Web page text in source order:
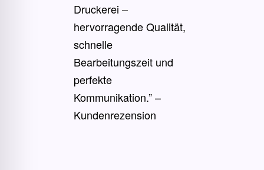
Druckerei –
hervorragende Qualität,
schnelle
Bearbeitungszeit und
perfekte
Kommunikation.” –
Kundenrezension